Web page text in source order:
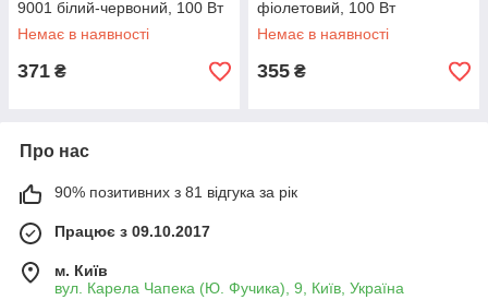
9001 білий-червоний, 100 Вт
Немає в наявності
371 ₴
фіолетовий, 100 Вт
Немає в наявності
355 ₴
Про нас
90% позитивних з 81 відгука за рік
Працює з 09.10.2017
м. Київ
вул. Карела Чапека (Ю. Фучика), 9, Київ, Україна